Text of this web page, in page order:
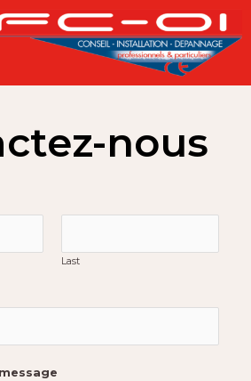
nous
Last